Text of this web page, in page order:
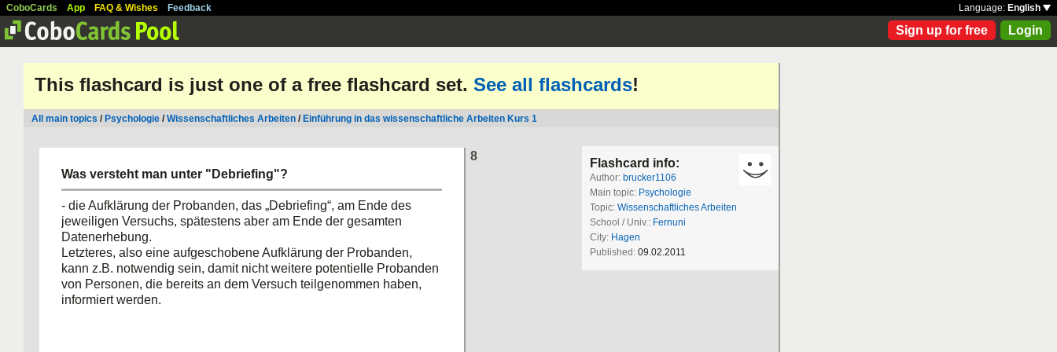
CoboCards App FAQ & Wishes Feedback Language: English
Sign up for free Login
This flashcard is just one of a free flashcard set. See all flashcards!
All main topics / Psychologie /Wissenschaftliches Arbeiten / Einführung in das wissenschaftliche Arbeiten Kurs 1
8
Was versteht man unter "Debriefing"?
- die Aufklärung der Probanden, das „Debriefing“, am Ende des
jeweiligen Versuchs, spätestens aber am Ende der gesamten
Datenerhebung.
Letzteres, also eine aufgeschobene Aufklärung der Probanden,
kann z.B. notwendig sein, damit nicht weitere potentielle Probanden
von Personen, die bereits an dem Versuch teilgenommen haben,
informiert werden.
Flashcard info:
Author: brucker1106
Main topic: Psychologie
Topic: Wissenschaftliches Arbeiten
School / Univ.: Fernuni
City: Hagen
Published: 09.02.2011